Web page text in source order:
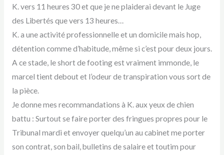
K. vers 11 heures 30 et que je ne plaiderai devant le Juge
des Libertés que vers 13 heures…
K. a une activité professionnelle et un domicile mais hop,
détention comme d’habitude, même si c’est pour deux jours.
A ce stade, le short de footing est vraiment immonde, le
marcel tient debout et l’odeur de transpiration vous sort de
la pièce.
Je donne mes recommandations à K. aux yeux de chien
battu : Surtout se faire porter des fringues propres pour le
Tribunal mardi et envoyer quelqu’un au cabinet me porter
son contrat, son bail, bulletins de salaire et toutim pour